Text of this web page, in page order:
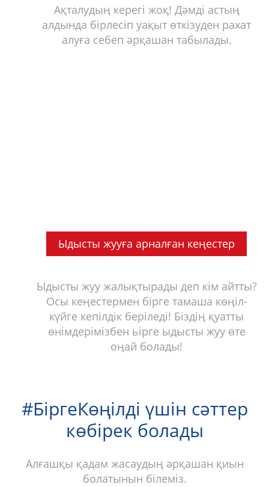
Ақталудың керегі жоқ! Дәмді астың
алдында бірлесіп уақыт өткізуден рахат
алуға себеп әрқашан табылады.
Ыдысты жууға арналған кеңестер
Ыдысты жуу жалықтырады деп кім айтты?
Осы кеңестермен бірге тамаша көңіл-
күйге кепілдік беріледі! Біздің қуатты
өнімдерімізбен ьірге ыдысты жуу өте
оңай болады!
#БіргеКөңілді үшін сәттер
көбірек болады
Алғашқы қадам жасаудың әрқашан қиын
болатынын білеміз.